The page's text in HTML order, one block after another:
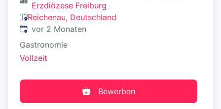
Erzdiözese Freiburg
Reichenau, Deutschland
Veröffentlicht:
vor 2 Monaten
Gastronomie
Vollzeit
Bewerben